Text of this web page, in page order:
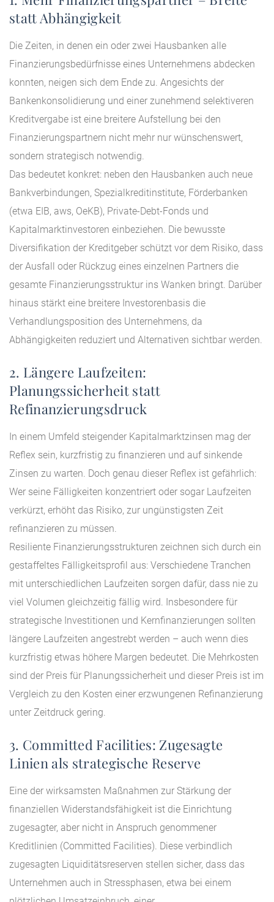
statt Abhängigkeit
Die Zeiten, in denen ein oder zwei Hausbanken alle
Finanzierungsbedürfnisse eines Unternehmens abdecken
konnten, neigen sich dem Ende zu. Angesichts der
Bankenkonsolidierung und einer zunehmend selektiveren
Kreditvergabe ist eine breitere Aufstellung bei den
Finanzierungspartnern nicht mehr nur wünschenswert,
sondern strategisch notwendig.
Das bedeutet konkret: neben den Hausbanken auch neue
Bankverbindungen, Spezialkreditinstitute, Förderbanken
(etwa EIB, aws, OeKB), Private-Debt-Fonds und
Kapitalmarktinvestoren einbeziehen. Die bewusste
Diversifikation der Kreditgeber schützt vor dem Risiko, dass
der Ausfall oder Rückzug eines einzelnen Partners die
gesamte Finanzierungsstruktur ins Wanken bringt. Darüber
hinaus stärkt eine breitere Investorenbasis die
Verhandlungsposition des Unternehmens, da
Abhängigkeiten reduziert und Alternativen sichtbar werden.
2. Längere Laufzeiten:
Planungssicherheit statt
Refinanzierungsdruck
In einem Umfeld steigender Kapitalmarktzinsen mag der
Reflex sein, kurzfristig zu finanzieren und auf sinkende
Zinsen zu warten. Doch genau dieser Reflex ist gefährlich:
Wer seine Fälligkeiten konzentriert oder sogar Laufzeiten
verkürzt, erhöht das Risiko, zur ungünstigsten Zeit
refinanzieren zu müssen.
Resiliente Finanzierungsstrukturen zeichnen sich durch ein
gestaffeltes Fälligkeitsprofil aus: Verschiedene Tranchen
mit unterschiedlichen Laufzeiten sorgen dafür, dass nie zu
viel Volumen gleichzeitig fällig wird. Insbesondere für
strategische Investitionen und Kernfinanzierungen sollten
längere Laufzeiten angestrebt werden – auch wenn dies
kurzfristig etwas höhere Margen bedeutet. Die Mehrkosten
sind der Preis für Planungssicherheit und dieser Preis ist im
Vergleich zu den Kosten einer erzwungenen Refinanzierung
unter Zeitdruck gering.
3. Committed Facilities: Zugesagte
Linien als strategische Reserve
Eine der wirksamsten Maßnahmen zur Stärkung der
finanziellen Widerstandsfähigkeit ist die Einrichtung
zugesagter, aber nicht in Anspruch genommener
Kreditlinien (Committed Facilities). Diese verbindlich
zugesagten Liquiditätsreserven stellen sicher, dass das
Unternehmen auch in Stressphasen, etwa bei einem